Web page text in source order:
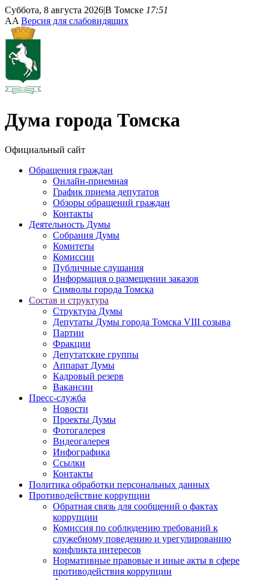
Суббота, 8 августа 2026|В Томске 17:51
AA Версия для слабовидящих
Дума города Томска
Официальный сайт
Обращения граждан
Онлайн-приемная
График приема депутатов
Обзоры обращений граждан
Контакты
Деятельность Думы
Собрания Думы
Комитеты
Комиссии
Публичные слушания
Информация о размещении заказов
Символы города Томска
Состав и структура
Структура Думы
Депутаты Думы города Томска VIII созыва
Партии
Фракции
Депутатские группы
Аппарат Думы
Кадровый резерв
Вакансии
Пресс-служба
Новости
Проекты Думы
Фотогалерея
Видеогалерея
Инфографика
Ссылки
Контакты
Политика обработки персональных данных
Прoтивoдeйствие кoрpупции
Обратная связь для сообщений о фактах
коррупции
Комиссия по соблюдению требований к
служебному поведению и урегулированию
конфликта интересов
Нормативные правовые и иные акты в сфере
противодействия коррупции